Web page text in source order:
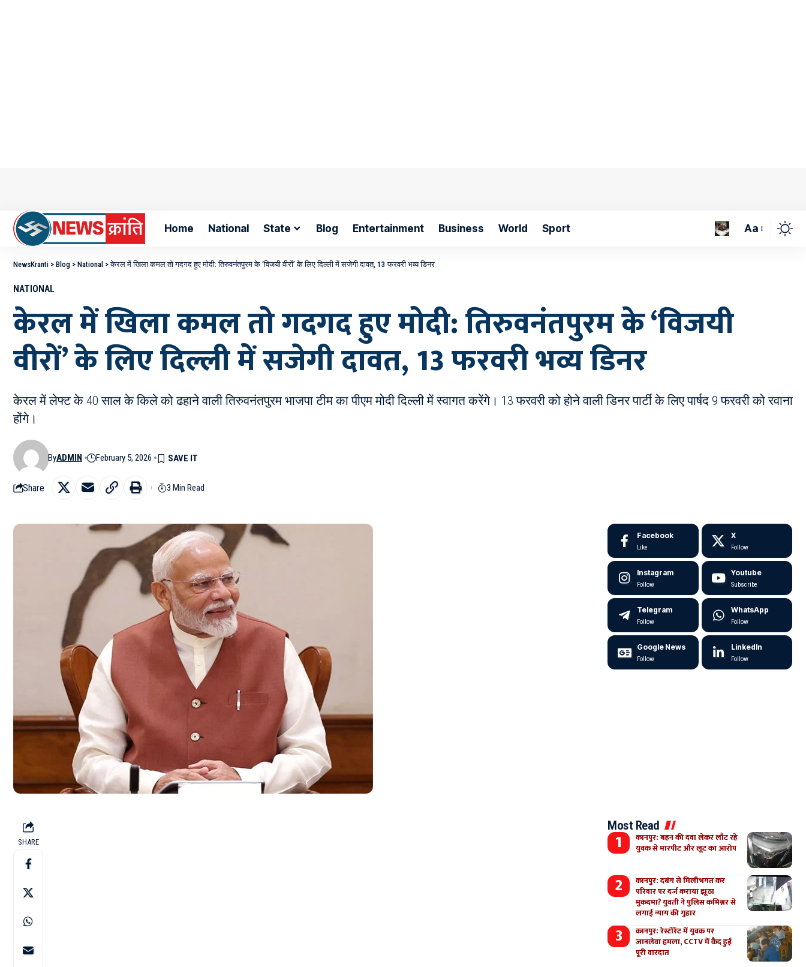
Home National State Blog Entertainment Business World Sport Aa
NewsKranti > Blog > National >केरल में खिला कमल तो गदगद हुए मोदी: तिरुवनंतपुरम के ‘विजयी वीरों’ के लिए दिल्ली में सजेगी दावत, 13 फरवरी भव्य डिनर
NATIONAL
केरल में खिला कमल तो गदगद हुए मोदी: तिरुवनंतपुरम के ‘विजयी
वीरों’ के लिए दिल्ली में सजेगी दावत, 13 फरवरी भव्य डिनर
केरल में लेफ्ट के 40 साल के किले को ढहाने वाली तिरुवनंतपुरम भाजपा टीम का पीएम मोदी दिल्ली में स्वागत करेंगे। 13 फरवरी को होने वाली डिनर पार्टी के लिए पार्षद 9 फरवरी को रवाना
होंगे।
ByADMIN February 5, 2026
Share 3 Min Read
SHARE
Facebook
Like
X
Follow
Instagram
Follow
Youtube
Subscribe
Telegram
Follow
WhatsApp
Follow
Google News
Follow
LinkedIn
Follow
Most Read
कानपुर: बहन की दवा लेकर लौट रहे
युवक से मारपीट और लूट का आरोप
कानपुर: दबंग से मिलीभगत कर
परिवार पर दर्ज कराया झूठा
मुकदमा? युवती ने पुलिस कमिश्नर से
लगाई न्याय की गुहार
कानपुर: रेस्टोरेंट में युवक पर
जानलेवा हमला, CCTV में कैद हुई
पूरी वारदात